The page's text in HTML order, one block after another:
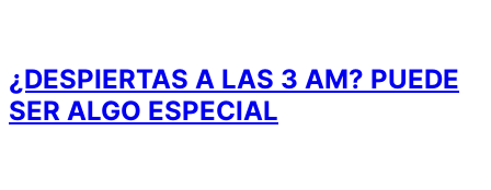
¿DESPIERTAS A LAS 3 AM? PUEDE
SER ALGO ESPECIAL